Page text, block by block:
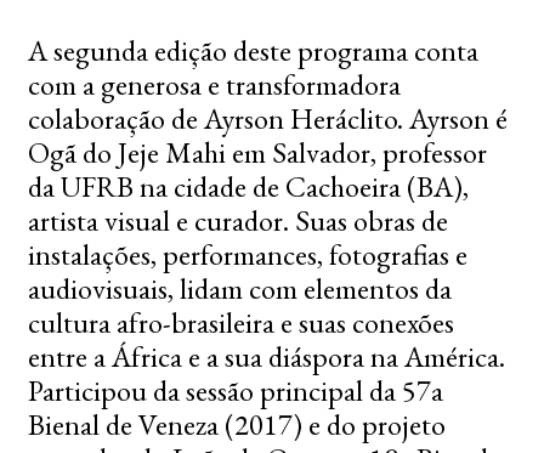
A segunda edição deste programa conta
com a generosa e transformadora
colaboração de Ayrson Heráclito. Ayrson é
Ogã do Jeje Mahi em Salvador, professor
da UFRB na cidade de Cachoeira (BA),
artista visual e curador. Suas obras de
instalações, performances, fotografias e
audiovisuais, lidam com elementos da
cultura afro-brasileira e suas conexões
entre a África e a sua diáspora na América.
Participou da sessão principal da 57a
Bienal de Veneza (2017) e do projeto